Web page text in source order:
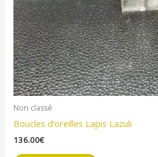
Non classé
Boucles d’oreilles Lapis Lazuli
136.00€